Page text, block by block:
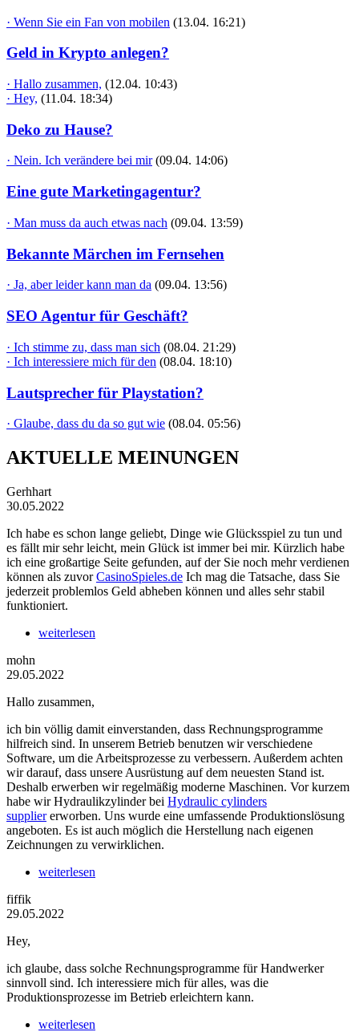
· Wenn Sie ein Fan von mobilen (13.04. 16:21)
Geld in Krypto anlegen?
· Hallo zusammen, (12.04. 10:43)
· Hey, (11.04. 18:34)
Deko zu Hause?
· Nein. Ich verändere bei mir (09.04. 14:06)
Eine gute Marketingagentur?
· Man muss da auch etwas nach (09.04. 13:59)
Bekannte Märchen im Fernsehen
· Ja, aber leider kann man da (09.04. 13:56)
SEO Agentur für Geschäft?
· Ich stimme zu, dass man sich (08.04. 21:29)
· Ich interessiere mich für den (08.04. 18:10)
Lautsprecher für Playstation?
· Glaube, dass du da so gut wie (08.04. 05:56)
AKTUELLE MEINUNGEN
Gerhhart
30.05.2022
Ich habe es schon lange geliebt, Dinge wie Glücksspiel zu tun und
es fällt mir sehr leicht, mein Glück ist immer bei mir. Kürzlich habe
ich eine großartige Seite gefunden, auf der Sie noch mehr verdienen
können als zuvorCasinoSpieles.de Ich mag die Tatsache, dass Sie
jederzeit problemlos Geld abheben können und alles sehr stabil
funktioniert.
weiterlesen
mohn
29.05.2022
Hallo zusammen,
ich bin völlig damit einverstanden, dass Rechnungsprogramme
hilfreich sind. In unserem Betrieb benutzen wir verschiedene
Software, um die Arbeitsprozesse zu verbessern. Außerdem achten
wir darauf, dass unsere Ausrüstung auf dem neuesten Stand ist.
Deshalb erwerben wir regelmäßig moderne Maschinen. Vor kurzem
habe wir Hydraulikzylinder bei Hydraulic cylinders
suppliererworben. Uns wurde eine umfassende Produktionslösung
angeboten. Es ist auch möglich die Herstellung nach eigenen
Zeichnungen zu verwirklichen.
weiterlesen
fiffik
29.05.2022
Hey,
ich glaube, dass solche Rechnungsprogramme für Handwerker
sinnvoll sind. Ich interessiere mich für alles, was die
Produktionsprozesse im Betrieb erleichtern kann.
weiterlesen